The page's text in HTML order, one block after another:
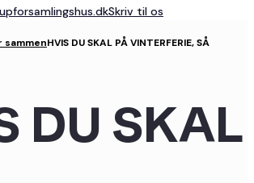
Skriv til os
sammenHVIS DU SKAL PÅ VINTERFERIE, SÅ
DU SKAL